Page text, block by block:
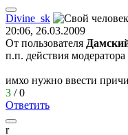
Divine_sk
20:06, 26.03.2009
От пользователя
п.п. действия
имхо нужно ввести
3 /0
Ответить
r